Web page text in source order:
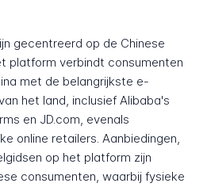
gecentreerd op de Chinese
platform verbindt consumenten
met de belangrijkste e-
het land, inclusief Alibaba's
en JD.com, evenals
online retailers. Aanbiedingen,
op het platform zijn
consumenten, waarbij fysieke